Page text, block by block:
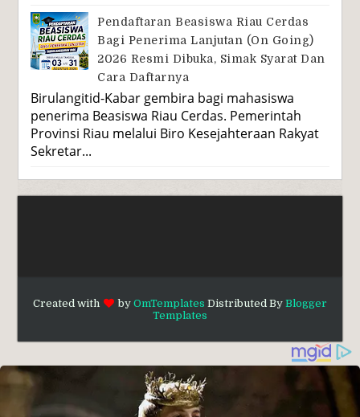
Pendaftaran Beasiswa Riau Cerdas
Bagi Penerima Lanjutan (On Going)
2026 Resmi Dibuka, Simak Syarat Dan
Cara Daftarnya
Birulangitid-Kabar gembira bagi mahasiswa
penerima Beasiswa Riau Cerdas. Pemerintah
Provinsi Riau melalui Biro Kesejahteraan Rakyat
Sekretar...
Created with by OmTemplates Distributed By Blogger
Templates